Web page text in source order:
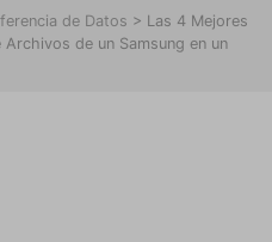
de Datos > Las 4 Mejores
de un Samsung en un